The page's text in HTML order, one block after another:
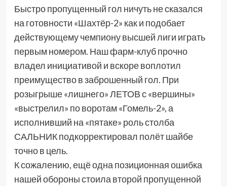
Быстро пропущенный гол ничуть не сказался
на готовности «Шахтёр-2» как и подобает
действующему чемпиону высшей лиги играть
первым номером. Наш фарм-клуб прочно
владел инициативой и вскоре воплотил
преимущество в заброшенный гол. При
розыгрыше «лишнего» ЛЕТОВ с «вершины»
«выстрелил» по воротам «Гомель-2», а
исполнивший на «пятаке» роль столба
САЛЬНИК подкорректировал полёт шайбе
точно в цель.
К сожалению, ещё одна позиционная ошибка
нашей обороны стоила второй пропущенной